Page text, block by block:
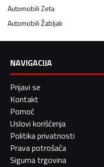
AutomobiliZeta
AutomobiliŽabljak
NAVIGACIJA
Prijavi se
Kontakt
Pomoć
Uslovi korišćenja
Politika privatnosti
Prava potrošača
Sigurna trgovina